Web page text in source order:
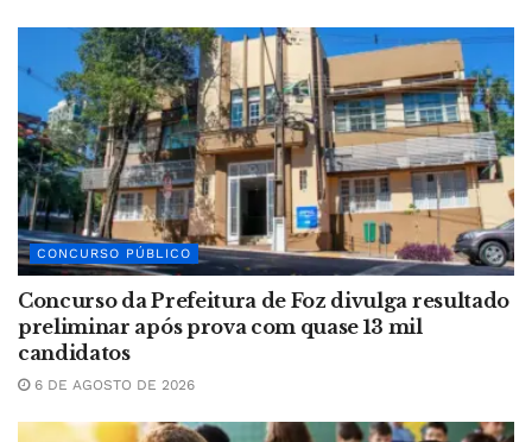
CONCURSO PÚBLICO
Concurso da Prefeitura de Foz divulga resultado
preliminar após prova com quase 13 mil
candidatos
6 DE AGOSTO DE 2026